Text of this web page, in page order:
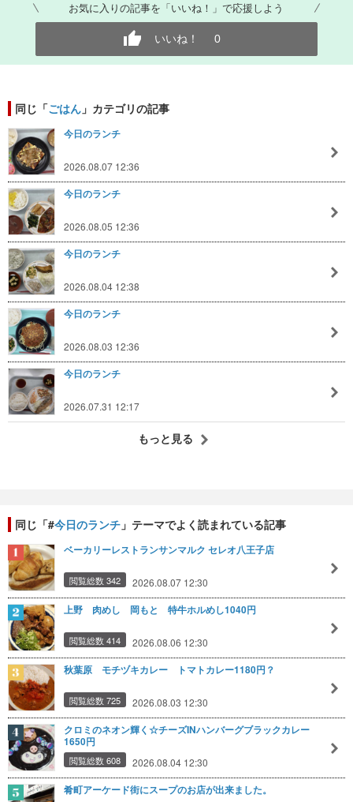
お気に入りの記事を「いいね！」で応援しよう
いいね！ 0
同じ「ごはん 」カテゴリの記事
今日のランチ
2026.08.07 12:36
今日のランチ
2026.08.05 12:36
今日のランチ
2026.08.04 12:38
今日のランチ
2026.08.03 12:36
今日のランチ
2026.07.31 12:17
もっと見る
同じ「#今日のランチ 」テーマでよく読まれている記事
ベーカリーレストランサンマルク セレオ八王子店
閲覧総数 342 2026.08.07 12:30
上野 肉めし 岡もと 特牛ホルめし1040円
閲覧総数 414 2026.08.06 12:30
秋葉原 モチヅキカレー トマトカレー1180円？
閲覧総数 725 2026.08.03 12:30
クロミのネオン輝く☆チーズINハンバーグブラックカレー
1650円
閲覧総数 608 2026.08.04 12:30
肴町アーケード街にスープのお店が出来ました。